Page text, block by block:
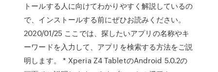
トールする人に向けてわかりやすく解説しているの
で、インストールする前にぜひお読みください。
2020/01/25 ここでは、探したいアプリの名称やキ
ーワードを入力して、アプリを検索する方法をご説
明します。 * Xperia Z4 TabletのAndroid 5.0.2の